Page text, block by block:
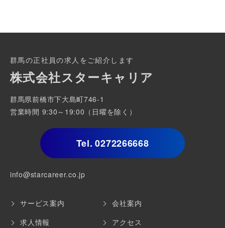
群馬の正社員の求人をご紹介します
株式会社スターキャリア
群馬県前橋市下大島町746-1
営業時間 9:30～19:00（日曜を除く）
Tel. 0272266668
info@starcareer.co.jp
サービス案内
求人情報
会社案内
アクセス